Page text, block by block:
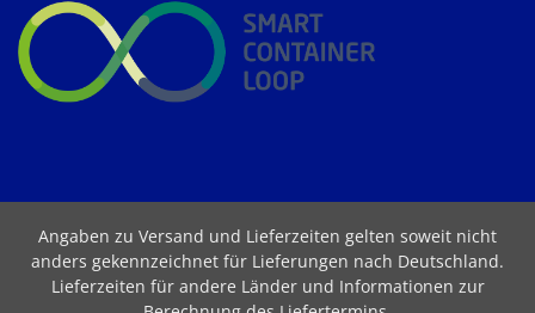
Angaben zu Versand und Lieferzeiten gelten soweit nicht
anders gekennzeichnet für Lieferungen nach Deutschland.
Lieferzeiten für andere Länder und Informationen zur